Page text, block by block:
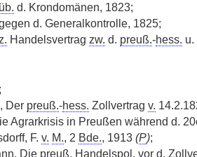
üb. d. Krondomänen, 1823;
d. Generalkontrolle, 1825;
z. Handelsvertrag zw. d. preuß.-hess. u.
Der preuß.-hess. Zollvertrag v.
Agrarkrisis in Preußen während d.
F. v. M., 2 Bde., 1913 (P);
Die preuß. Handelspol. vor d.